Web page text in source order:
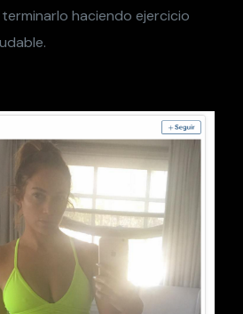
haciendo ejercicio